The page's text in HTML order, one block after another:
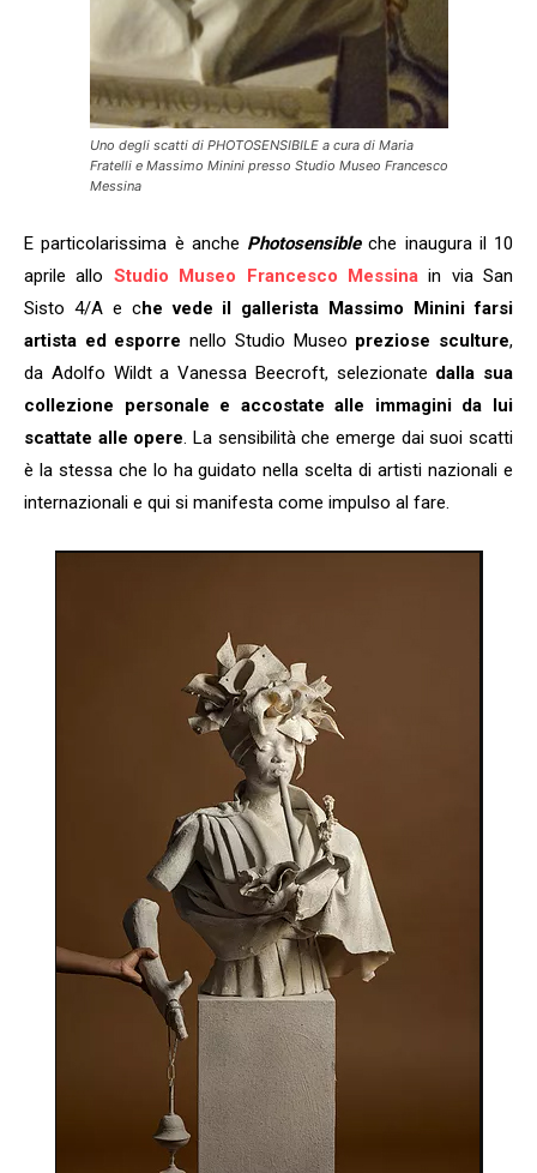
Uno degli scatti di PHOTOSENSIBILE a cura di Maria
Fratelli e Massimo Minini presso Studio Museo Francesco
Messina
E particolarissima è anche Photosensibleche inaugura il 10
aprile allo Studio Museo Francesco Messinain via San
Sisto 4/A e che vede il gallerista Massimo Minini farsi
artista ed esporre nello Studio Museo preziose sculture,
da Adolfo Wildt a Vanessa Beecroft, selezionate dalla sua
collezione personale e accostate alle immagini da lui
scattate alle opere. La sensibilità che emerge dai suoi scatti
è la stessa che lo ha guidato nella scelta di artisti nazionali e
internazionali e qui si manifesta come impulso al fare.